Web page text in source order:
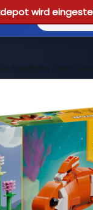
wird
Niedliche Tiere: